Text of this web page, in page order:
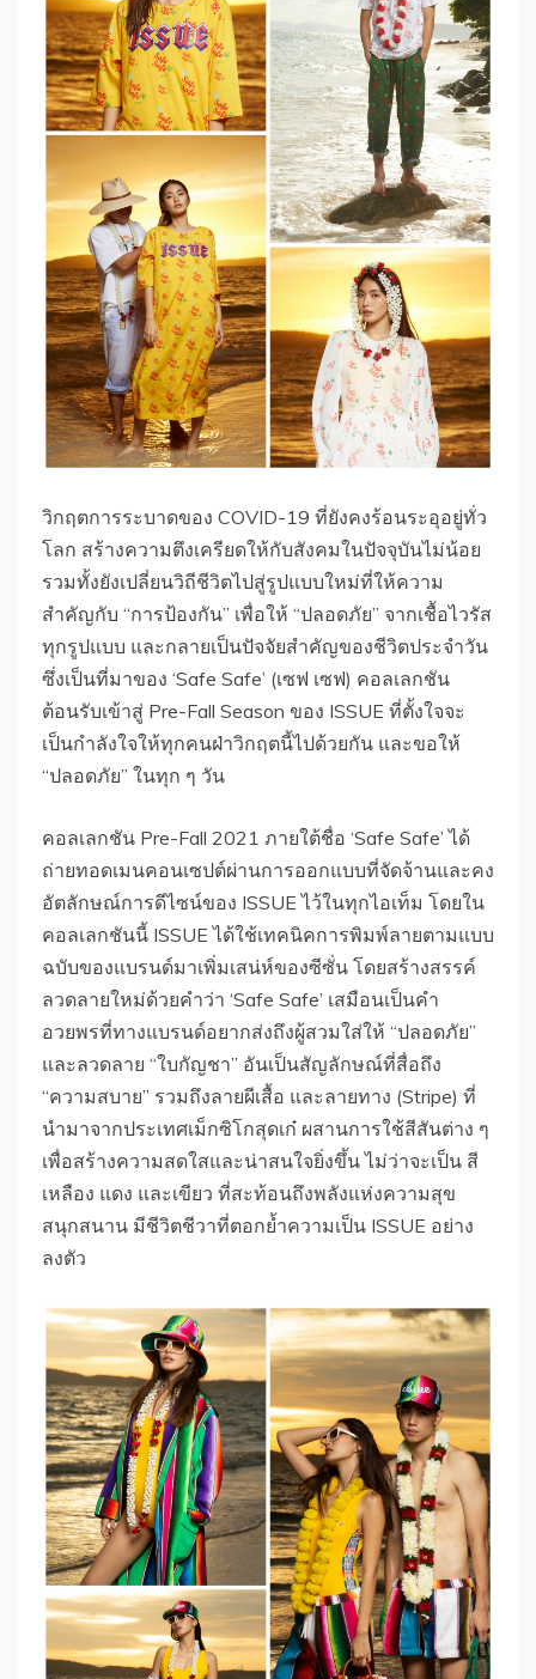
วิกฤตการระบาดของ COVID-19 ที่ยังคงร้อนระอุอยู่ทั่ว
โลก สร้างความตึงเครียดให้กับสังคมในปัจจุบันไม่น้อย
รวมทั้งยังเปลี่ยนวิถีชีวิตไปสู่รูปแบบใหม่ที่ให้ความ
สำคัญกับ “การป้องกัน” เพื่อให้ “ปลอดภัย” จากเชื้อไวรัส
ทุกรูปแบบ และกลายเป็นปัจจัยสำคัญของชีวิตประจำวัน
ซึ่งเป็นที่มาของ ‘Safe Safe’ (เซฟ เซฟ) คอลเลกชัน
ต้อนรับเข้าสู่ Pre-Fall Season ของ ISSUE ที่ตั้งใจจะ
เป็นกำลังใจให้ทุกคนฝ่าวิกฤตนี้ไปด้วยกัน และขอให้
“ปลอดภัย” ในทุก ๆ วัน
คอลเลกชัน Pre-Fall 2021 ภายใต้ชื่อ ‘Safe Safe’ ได้
ถ่ายทอดเมนคอนเซปต์ผ่านการออกแบบที่จัดจ้านและคง
อัตลักษณ์การดีไซน์ของ ISSUE ไว้ในทุกไอเท็ม โดยใน
คอลเลกชันนี้ ISSUE ได้ใช้เทคนิคการพิมพ์ลายตามแบบ
ฉบับของแบรนด์มาเพิ่มเสน่ห์ของซีซั่น โดยสร้างสรรค์
ลวดลายใหม่ด้วยคำว่า ‘Safe Safe’ เสมือนเป็นคำ
อวยพรที่ทางแบรนด์อยากส่งถึงผู้สวมใส่ให้ “ปลอดภัย”
และลวดลาย “ใบกัญชา” อันเป็นสัญลักษณ์ที่สื่อถึง
“ความสบาย” รวมถึงลายผีเสื้อ และลายทาง (Stripe) ที่
นำมาจากประเทศเม็กซิโกสุดเก๋ ผสานการใช้สีสันต่าง ๆ
เพื่อสร้างความสดใสและน่าสนใจยิ่งขึ้น ไม่ว่าจะเป็น สี
เหลือง แดง และเขียว ที่สะท้อนถึงพลังแห่งความสุข
สนุกสนาน มีชีวิตชีวาที่ตอกย้ำความเป็น ISSUE อย่าง
ลงตัว